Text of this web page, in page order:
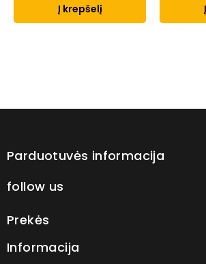
Į krepšelį
Parduotuvės informacija
follow us
Prekės
Informacija